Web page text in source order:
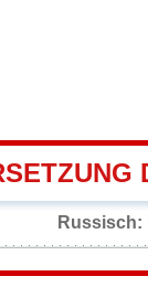
Russisch: